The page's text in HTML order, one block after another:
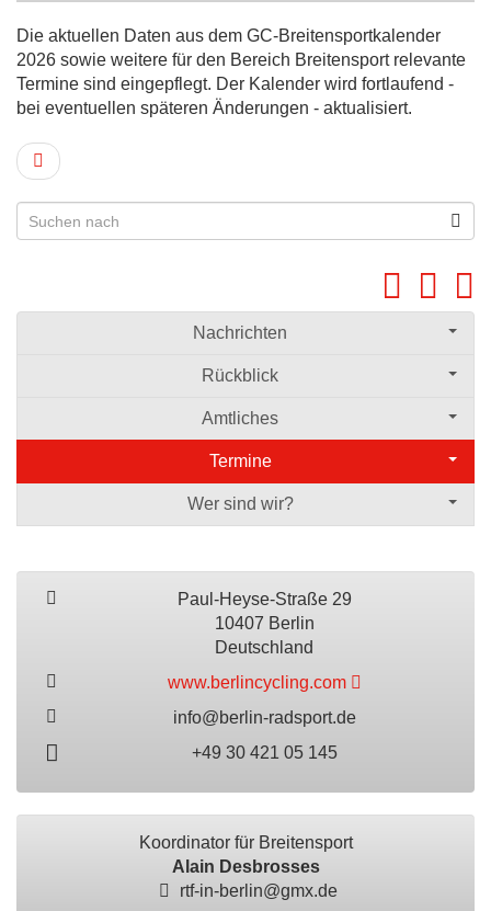
Die aktuellen Daten aus dem GC-Breitensportkalender
2026 sowie weitere für den Bereich Breitensport relevante
Termine sind eingepflegt. Der Kalender wird fortlaufend -
bei eventuellen späteren Änderungen - aktualisiert.
Nachrichten
Rückblick
Amtliches
Termine
Wer sind wir?
Paul-Heyse-Straße 29
10407 Berlin
Deutschland
www.berlincycling.com
info@berlin-radsport.de
+49 30 421 05 145
Koordinator für Breitensport
Alain Desbrosses
rtf-in-berlin@gmx.de